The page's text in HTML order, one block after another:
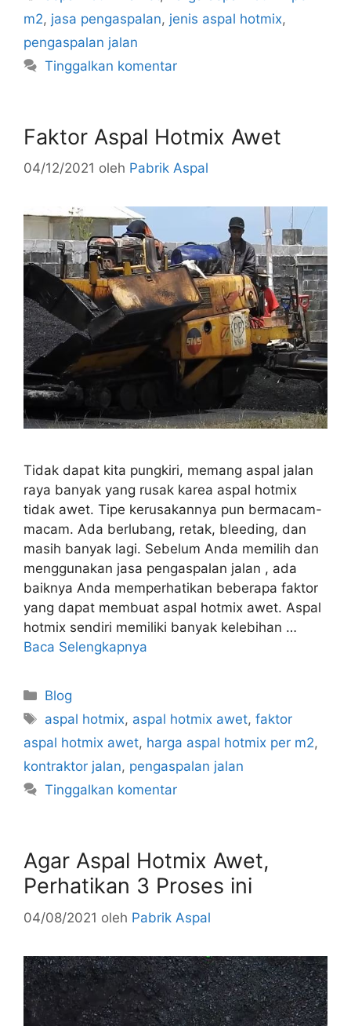
m2, jasa pengaspalan, jenis aspal hotmix,
pengaspalan jalan
Tinggalkan komentar
Faktor Aspal Hotmix Awet
04/12/2021 oleh Pabrik Aspal
Tidak dapat kita pungkiri, memang aspal jalan
raya banyak yang rusak karea aspal hotmix
tidak awet. Tipe kerusakannya pun bermacam-
macam. Ada berlubang, retak, bleeding, dan
masih banyak lagi. Sebelum Anda memilih dan
menggunakan jasa pengaspalan jalan , ada
baiknya Anda memperhatikan beberapa faktor
yang dapat membuat aspal hotmix awet. Aspal
hotmix sendiri memiliki banyak kelebihan …
Baca Selengkapnya
Kategori
Blog
Tag
aspal hotmix, aspal hotmix awet,faktor
aspal hotmix awet, harga aspal hotmix per m2,
kontraktor jalan, pengaspalan jalan
Tinggalkan komentar
Agar Aspal Hotmix Awet,
Perhatikan 3 Proses ini
04/08/2021 oleh Pabrik Aspal